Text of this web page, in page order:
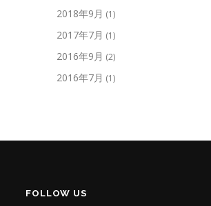
2018年9月 (1)
2017年7月 (1)
2016年9月 (2)
2016年7月 (1)
FOLLOW US